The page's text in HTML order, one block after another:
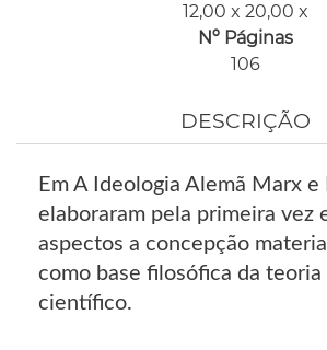
12,00 x 20,00 x
Nº Páginas
106
DESCRIÇÃO
Em A Ideologia Alemã Marx e
elaboraram pela primeira vez
aspectos a concepção
como base filosófica da
científico.